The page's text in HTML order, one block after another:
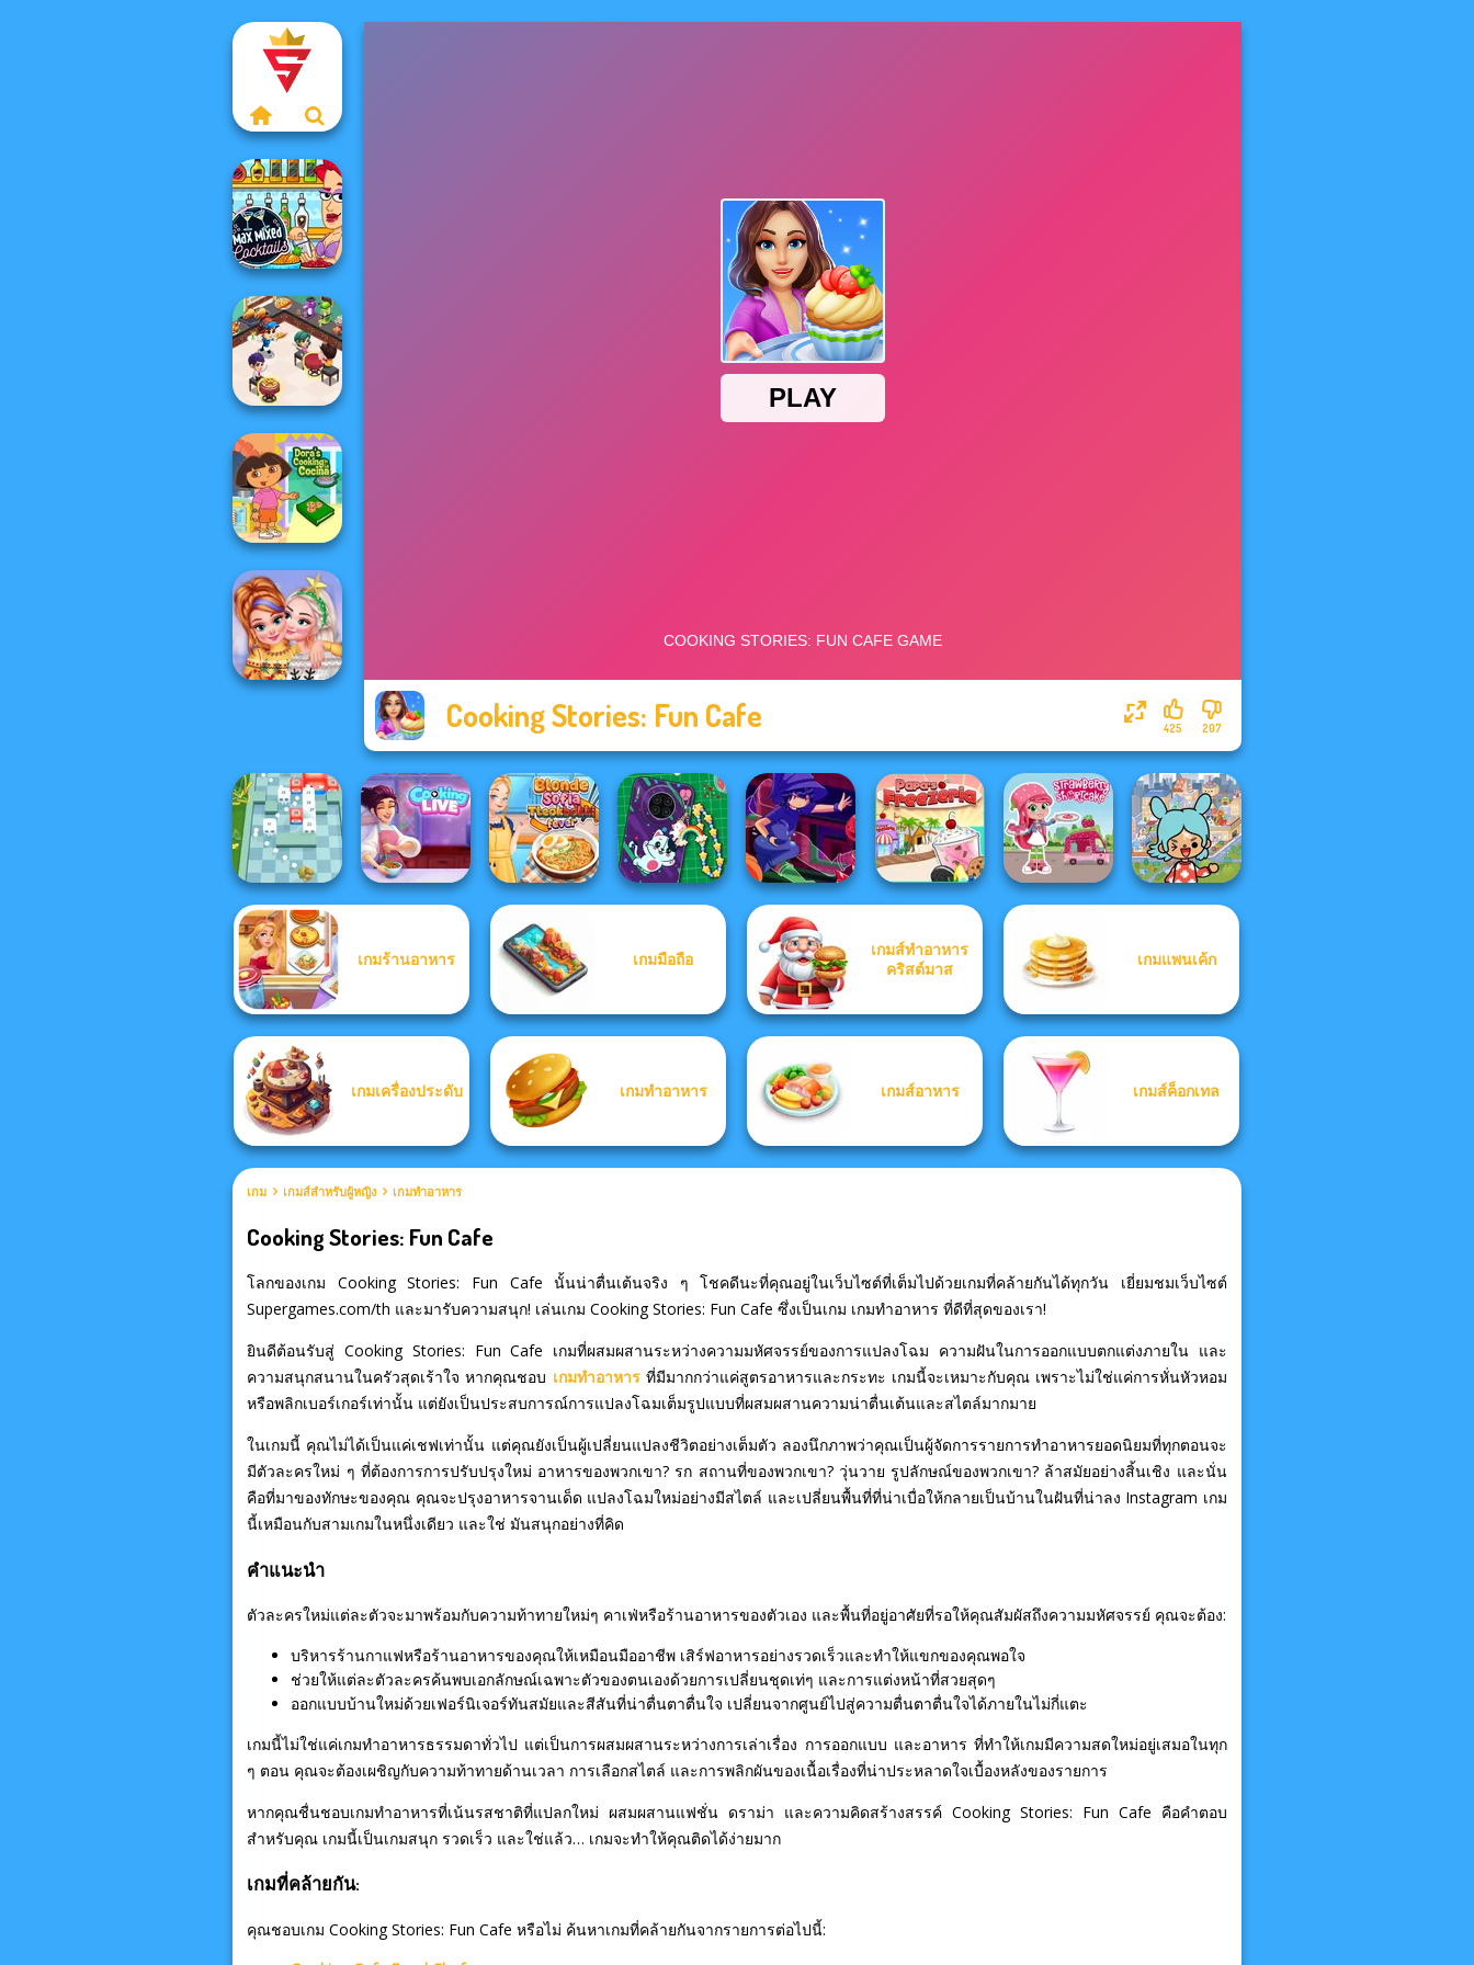
Cooking Stories: Fun Cafe 207
425
Max Mixed
Cocktails
Cooking
Restaurant
Kitchen
Dora Cooking in
la Cucina
Sweater Design
Break n Bounce
Cooking Live: Be
Blonde Sofia:
Tteokbokki Fever
DIY Phone Case
Mirror Wizard Papa's Freezeria
Strawberry
Shortcake
Everything
เกมร้านอาหาร เกมมือถือ
เกมส์ทำอาหาร
คริสต์มาส
เกมแพนเค้ก
เกมเครื่องประดับ เกมทำอาหาร เกมส์อาหาร เกมส์ค็อกเทล
เกม เกมส์สำหรับผู้หญิง เกมทำอาหาร
Cooking Stories: Fun Cafe
โลกของเกม Cooking Stories: Fun Cafe นั้นน่าตื่นเต้นจริง ๆ โชคดีนะที่คุณอยู่ในเว็บไซต์ที่เต็มไปด้วยเกมที่คล้ายกันได้ทุกวัน เยี่ยมชมเว็บไซต์
Supergames.com/th และมารับความสนุก! เล่นเกม Cooking Stories: Fun Cafe ซึ่งเป็นเกม เกมทำอาหาร ที่ดีที่สุดของเรา!
ยินดีต้อนรับสู่ Cooking Stories: Fun Cafe เกมที่ผสมผสานระหว่างความมหัศจรรย์ของการแปลงโฉม ความฝันในการออกแบบตกแต่งภายใน และ
ความสนุกสนานในครัวสุดเร้าใจ หากคุณชอบ เกมทำอาหารที่มีมากกว่าแค่สูตรอาหารและกระทะ เกมนี้จะเหมาะกับคุณ เพราะไม่ใช่แค่การหั่นหัวหอม
หรือพลิกเบอร์เกอร์เท่านั้น แต่ยังเป็นประสบการณ์การแปลงโฉมเต็มรูปแบบที่ผสมผสานความน่าตื่นเต้นและสไตล์มากมาย
ในเกมนี้ คุณไม่ได้เป็นแค่เชฟเท่านั้น แต่คุณยังเป็นผู้เปลี่ยนแปลงชีวิตอย่างเต็มตัว ลองนึกภาพว่าคุณเป็นผู้จัดการรายการทำอาหารยอดนิยมที่ทุกตอนจะ
มีตัวละครใหม่ ๆ ที่ต้องการการปรับปรุงใหม่ อาหารของพวกเขา? รก สถานที่ของพวกเขา? วุ่นวาย รูปลักษณ์ของพวกเขา? ล้าสมัยอย่างสิ้นเชิง และนั่น
คือที่มาของทักษะของคุณ คุณจะปรุงอาหารจานเด็ด แปลงโฉมใหม่อย่างมีสไตล์ และเปลี่ยนพื้นที่ที่น่าเบื่อให้กลายเป็นบ้านในฝันที่น่าลง Instagram เกม
นี้เหมือนกับสามเกมในหนึ่งเดียว และใช่ มันสนุกอย่างที่คิด
คำแนะนำ
ตัวละครใหม่แต่ละตัวจะมาพร้อมกับความท้าทายใหม่ๆ คาเฟ่หรือร้านอาหารของตัวเอง และพื้นที่อยู่อาศัยที่รอให้คุณสัมผัสถึงความมหัศจรรย์ คุณจะต้อง:
บริหารร้านกาแฟหรือร้านอาหารของคุณให้เหมือนมืออาชีพ เสิร์ฟอาหารอย่างรวดเร็วและทำให้แขกของคุณพอใจ
ช่วยให้แต่ละตัวละครค้นพบเอกลักษณ์เฉพาะตัวของตนเองด้วยการเปลี่ยนชุดเท่ๆ และการแต่งหน้าที่สวยสุดๆ
ออกแบบบ้านใหม่ด้วยเฟอร์นิเจอร์ทันสมัยและสีสันที่น่าตื่นตาตื่นใจ เปลี่ยนจากศูนย์ไปสู่ความตื่นตาตื่นใจได้ภายในไม่กี่แตะ
เกมนี้ไม่ใช่แค่เกมทำอาหารธรรมดาทั่วไป แต่เป็นการผสมผสานระหว่างการเล่าเรื่อง การออกแบบ และอาหาร ที่ทำให้เกมมีความสดใหม่อยู่เสมอในทุก
ๆ ตอน คุณจะต้องเผชิญกับความท้าทายด้านเวลา การเลือกสไตล์ และการพลิกผันของเนื้อเรื่องที่น่าประหลาดใจเบื้องหลังของรายการ
หากคุณชื่นชอบเกมทำอาหารที่เน้นรสชาติที่แปลกใหม่ ผสมผสานแฟชั่น ดราม่า และความคิดสร้างสรรค์ Cooking Stories: Fun Cafe คือคำตอบ
สำหรับคุณ เกมนี้เป็นเกมสนุก รวดเร็ว และใช่แล้ว… เกมจะทำให้คุณติดได้ง่ายมาก
เกมที่คล้ายกัน:
คุณชอบเกม Cooking Stories: Fun Cafe หรือไม่ ค้นหาเกมที่คล้ายกันจากรายการต่อไปนี้: